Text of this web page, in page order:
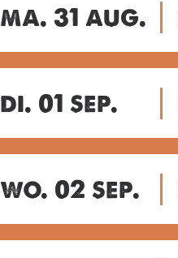
ma. 31 aug.
di. 01 sep.
wo. 02 sep.